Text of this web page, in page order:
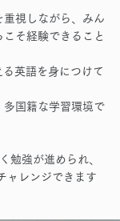
重視しながら、みん
そ経験できること
英語を身につけて
多国籍な学習環境で
勉強が進められ、
ャレンジできます